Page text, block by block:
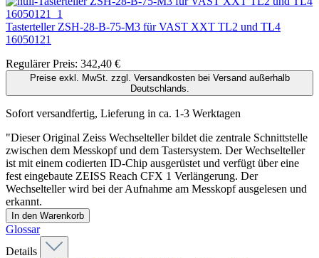
Tasterteller ZSH-28-B-75-M3 für VAST XXT TL2 und TL4
16050121
Regulärer Preis: 342,40 €
Preise exkl. MwSt. zzgl. Versandkosten bei Versand außerhalb
Deutschlands.
Sofort versandfertig, Lieferung in ca. 1-3 Werktagen
"Dieser Original Zeiss Wechselteller bildet die zentrale Schnittstelle
zwischen dem Messkopf und dem Tastersystem. Der Wechselteller
ist mit einem codierten ID-Chip ausgerüstet und verfügt über eine
fest eingebaute ZEISS Reach CFX 1 Verlängerung. Der
Wechselteller wird bei der Aufnahme am Messkopf ausgelesen und
erkannt.
In den Warenkorb
Glossar
Details